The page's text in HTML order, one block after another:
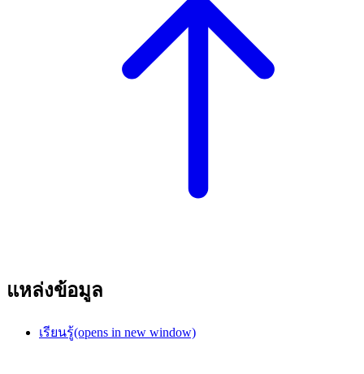
แหล่งข้อมูล
เรียนรู้(opens in new window)